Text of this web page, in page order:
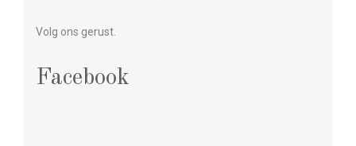
Volg ons gerust.
Facebook